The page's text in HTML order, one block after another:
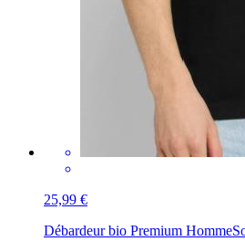
25,99 €
Débardeur bio Premium Homme